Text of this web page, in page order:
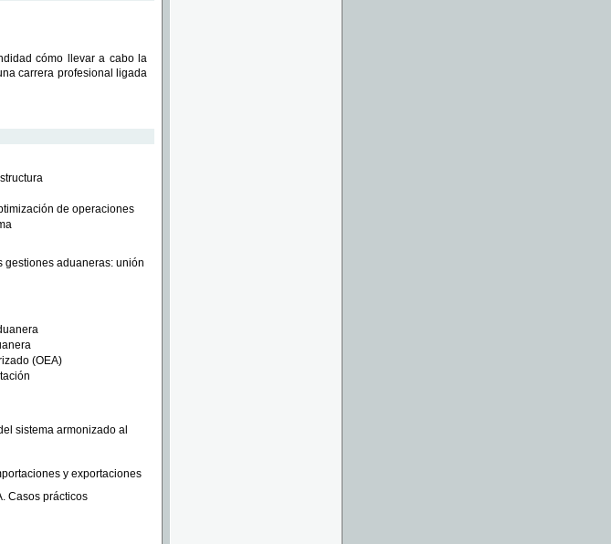
cómo llevar a cabo la
carrera profesional ligada
de operaciones
gestiones aduaneras: unión
(OEA)
sistema armonizado al
y exportaciones
Casos prácticos